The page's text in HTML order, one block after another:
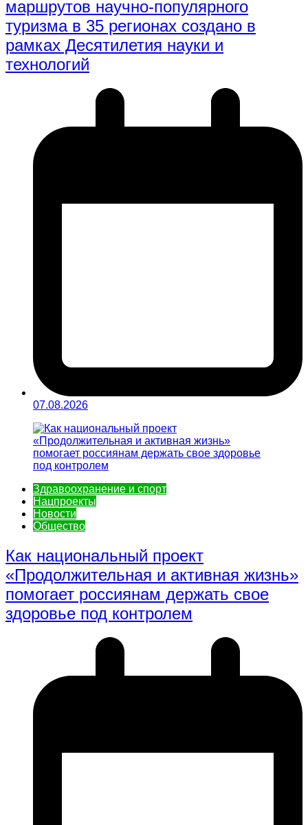
маршрутов научно-популярного
туризма в 35 регионах создано в
рамках Десятилетия науки и
технологий
07.08.2026
Здравоохранение и спорт
Нацпроекты
Новости
Общество
Как национальный проект
«Продолжительная и активная жизнь»
помогает россиянам держать свое
здоровье под контролем